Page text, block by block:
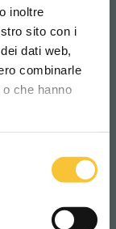
inoltre
sito con i
dati web,
combinarle
che hanno
e la tua
di